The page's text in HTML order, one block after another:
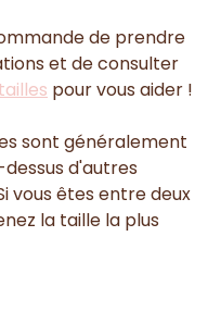
de prendre
et de consulter
pour vous aider !
sont généralement
d'autres
vous êtes entre deux
la taille la plus